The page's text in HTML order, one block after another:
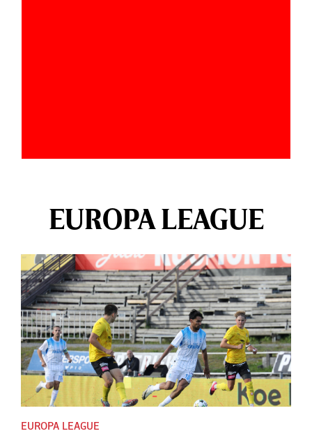
EUROPA LEAGUE
EUROPA LEAGUE